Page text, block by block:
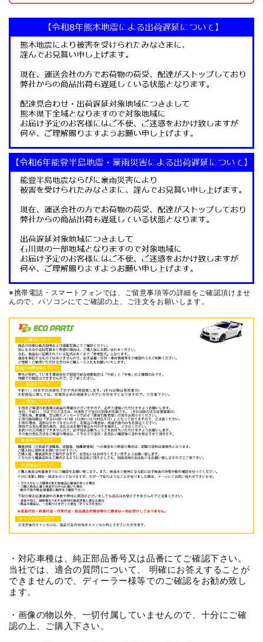
※携帯電話・スマートフォンでは、ご留意事項等の詳細をご確認頂けませ
んので、パソコンにてご確認の上、ご注文をお願いします。
・対応車種は、純正部品番号又は品番にてご確認下さい。
当社では、適合の質問について、 明確にお答えすることが
できませんので、ディーラー様等でのご確認をお勧め致し
ます。
・画像の物以外、一切付属していませんので、十分にご確
認の上、ご購入下さい。